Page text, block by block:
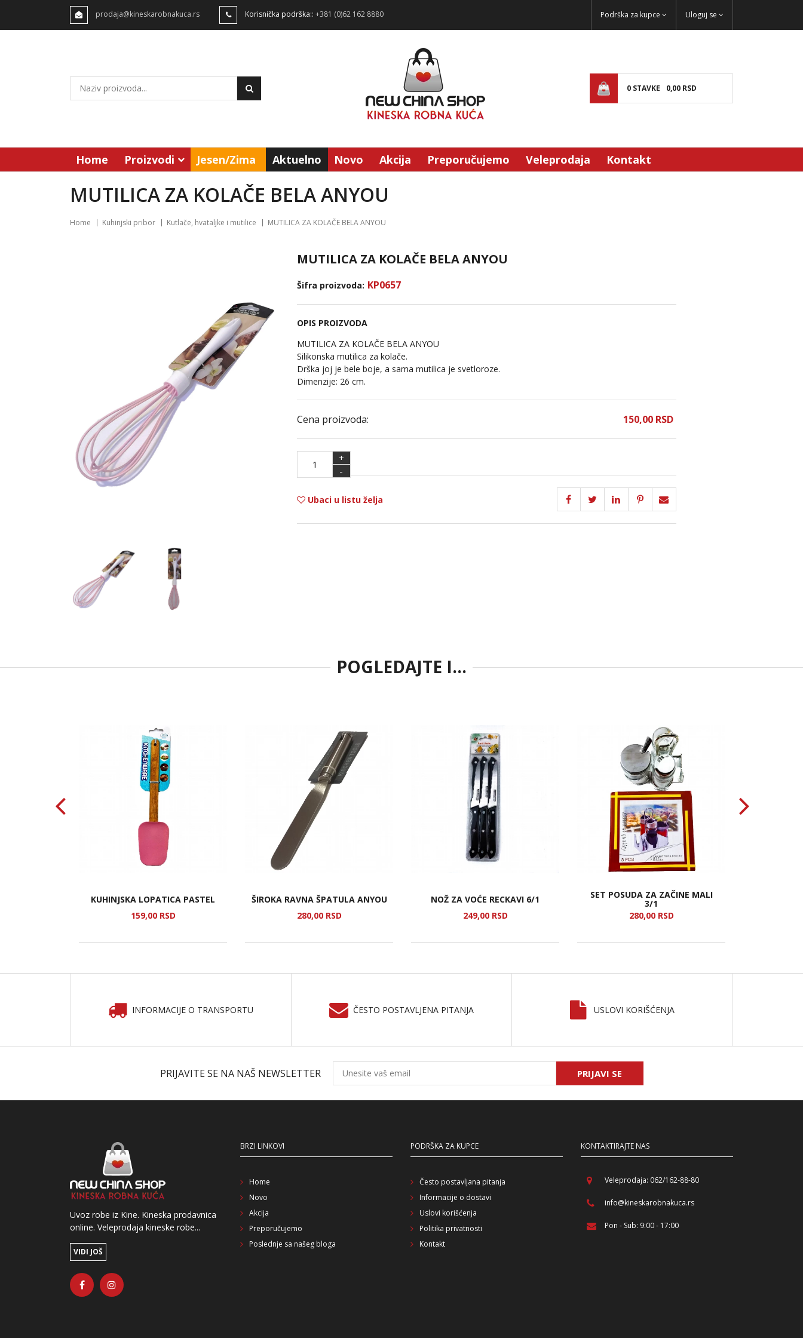
prodaja@kineskarobnakuca.rs Korisnička podrška:: +381 (0)62 162 8880 Podrška za kupce Uloguj se
0 STAVKE 0,00 RSD
Home Proizvodi Jesen/Zima Aktuelno Novo Akcija Preporučujemo Veleprodaja Kontakt
MUTILICA ZA KOLAČE BELA ANYOU
Home Kuhinjski pribor Kutlače, hvataljke i mutilice MUTILICA ZA KOLAČE BELA ANYOU
MUTILICA ZA KOLAČE BELA ANYOU
Šifra proizvoda: KP0657
OPIS PROIZVODA
MUTILICA ZA KOLAČE BELA ANYOU
Silikonska mutilica za kolače.
Drška joj je bele boje, a sama mutilica je svetloroze.
Dimenzije: 26 cm.
Cena proizvoda: 150,00 RSD
+
-
Ubaci u listu želja
POGLEDAJTE I...
KUHINJSKA LOPATICA PASTEL
159,00 RSD
ŠIROKA RAVNA ŠPATULA ANYOU
280,00 RSD
NOŽ ZA VOĆE RECKAVI 6/1
249,00 RSD
SET POSUDA ZA ZAČINE MALI
3/1
280,00 RSD
INFORMACIJE O TRANSPORTU ČESTO POSTAVLJENA PITANJA USLOVI KORIŠĆENJA
PRIJAVITE SE NA NAŠ NEWSLETTER PRIJAVI SE
Uvoz robe iz Kine. Kineska prodavnica
online. Veleprodaja kineske robe...
VIDI JOŠ
BRZI LINKOVI
Home
Novo
Akcija
Preporučujemo
Poslednje sa našeg bloga
PODRŠKA ZA KUPCE
Često postavljana pitanja
Informacije o dostavi
Uslovi korišćenja
Politika privatnosti
Kontakt
KONTAKTIRAJTE NAS
Veleprodaja: 062/162-88-80
info@kineskarobnakuca.rs
Pon - Sub: 9:00 - 17:00